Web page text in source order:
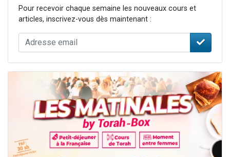
Pour recevoir chaque semaine les nouveaux cours et
articles, inscrivez-vous dès maintenant :